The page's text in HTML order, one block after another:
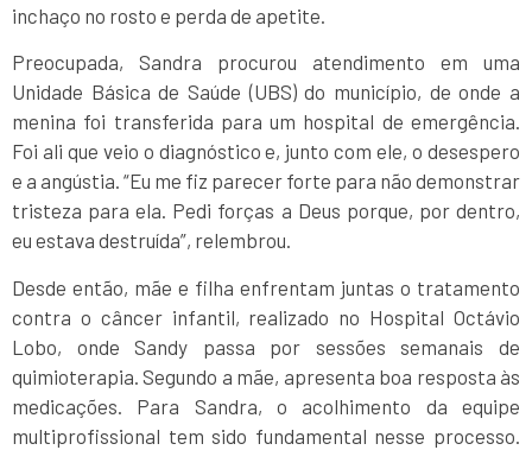
inchaço no rosto e perda de apetite.
Preocupada, Sandra procurou atendimento em uma
Unidade Básica de Saúde (UBS) do município, de onde a
menina foi transferida para um hospital de emergência.
Foi ali que veio o diagnóstico e, junto com ele, o desespero
e a angústia. “Eu me fiz parecer forte para não demonstrar
tristeza para ela. Pedi forças a Deus porque, por dentro,
eu estava destruída”, relembrou.
Desde então, mãe e filha enfrentam juntas o tratamento
contra o câncer infantil, realizado no Hospital Octávio
Lobo, onde Sandy passa por sessões semanais de
quimioterapia. Segundo a mãe, apresenta boa resposta às
medicações. Para Sandra, o acolhimento da equipe
multiprofissional tem sido fundamental nesse processo.